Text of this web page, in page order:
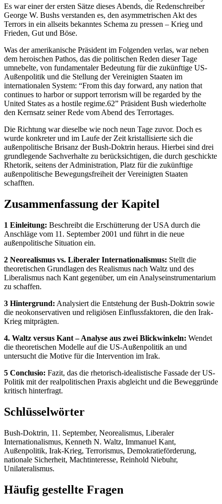
Es war einer der ersten Sätze dieses Abends, die Redenschreiber
George W. Bushs verstanden es, den asymmetrischen Akt des
Terrors in ein allseits bekanntes Schema zu pressen – Krieg und
Frieden, Gut und Böse.
Was der amerikanische Präsident im Folgenden verlas, war neben
dem heroischen Pathos, das die politischen Reden dieser Tage
umnebelte, von fundamentaler Bedeutung für die zukünftige US-
Außenpolitik und die Stellung der Vereinigten Staaten im
internationalen System: “From this day forward, any nation that
continues to harbor or support terrorism will be regarded by the
United States as a hostile regime.62” Präsident Bush wiederholte
den Kernsatz seiner Rede vom Abend des Terrortages.
Die Richtung war dieselbe wie noch neun Tage zuvor. Doch es
wurde konkreter und im Laufe der Zeit kristallisierte sich die
außenpolitische Brisanz der Bush-Doktrin heraus. Hierbei sind drei
grundlegende Sachverhalte zu berücksichtigen, die durch geschickte
Rhetorik, seitens der Administration, Platz für die zukünftige
außenpolitische Bewegungsfreiheit der Vereinigten Staaten
schafften.
Zusammenfassung der Kapitel
1 Einleitung: Beschreibt die Erschütterung der USA durch die
Anschläge vom 11. September 2001 und führt in die neue
außenpolitische Situation ein.
2 Neorealismus vs. Liberaler Internationalismus: Stellt die
theoretischen Grundlagen des Realismus nach Waltz und des
Liberalismus nach Kant gegenüber, um ein Analyseinstrumentarium
zu schaffen.
3 Hintergrund: Analysiert die Entstehung der Bush-Doktrin sowie
die neokonservativen und religiösen Einflussfaktoren, die den Irak-
Krieg mitprägten.
4. Waltz versus Kant – Analyse aus zwei Blickwinkeln: Wendet
die theoretischen Modelle auf die US-Außenpolitik an und
untersucht die Motive für die Intervention im Irak.
5 Conclusio: Fazit, das die rhetorisch-idealistische Fassade der US-
Politik mit der realpolitischen Praxis abgleicht und die Beweggründe
kritisch hinterfragt.
Schlüsselwörter
Bush-Doktrin, 11. September, Neorealismus, Liberaler
Internationalismus, Kenneth N. Waltz, Immanuel Kant,
Außenpolitik, Irak-Krieg, Terrorismus, Demokratieförderung,
nationale Sicherheit, Machtinteresse, Reinhold Niebuhr,
Unilateralismus.
Häufig gestellte Fragen